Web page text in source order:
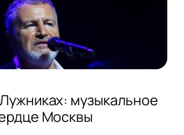
музыкальное
Москвы